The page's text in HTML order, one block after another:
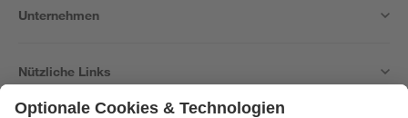
Unternehmen
Nützliche Links